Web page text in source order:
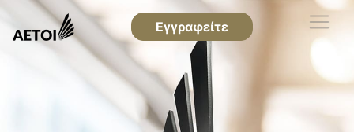
Εγγραφείτε